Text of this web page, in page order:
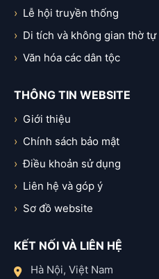
Lễ hội truyền thống
Di tích và không gian thờ tự
Văn hóa các dân tộc
THÔNG TIN WEBSITE
Giới thiệu
Chính sách bảo mật
Điều khoản sử dụng
Liên hệ và góp ý
Sơ đồ website
KẾT NỐI VÀ LIÊN HỆ
Hà Nội, Việt Nam